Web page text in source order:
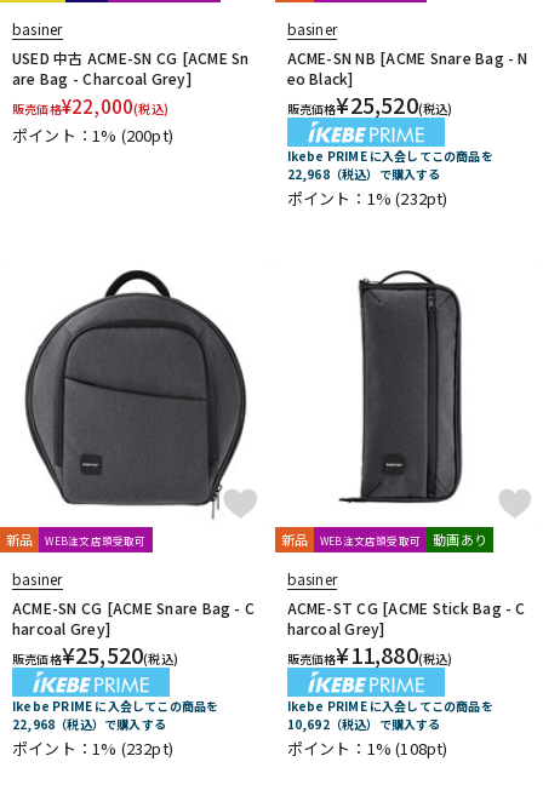
アンプ エフェクター
DJ機器 DTM
配信/ライブ機器 楽器アクセサリ
basiner
USED 中古 ACME-SN CG [ACME Sn
are Bag - Charcoal Grey]
販売価格¥22,000(税込)
ポイント：1% (200pt)
basiner
ACME-SN NB [ACME Snare Bag - N
eo Black]
販売価格¥25,520(税込)
Ikebe PRIME に入会してこの商品を
22,968（税込）で購入する
ポイント：1%(232pt)
新品 WEB注文店頭受取可
basiner
ACME-SN CG [ACME Snare Bag - C
harcoal Grey]
販売価格¥25,520(税込)
Ikebe PRIME に入会してこの商品を
22,968（税込）で購入する
ポイント：1% (232pt)
新品 WEB注文店頭受取可 動画あり
basiner
ACME-ST CG [ACME Stick Bag - C
harcoal Grey]
販売価格¥11,880(税込)
Ikebe PRIME に入会してこの商品を
10,692（税込）で購入する
ポイント：1%(108pt)